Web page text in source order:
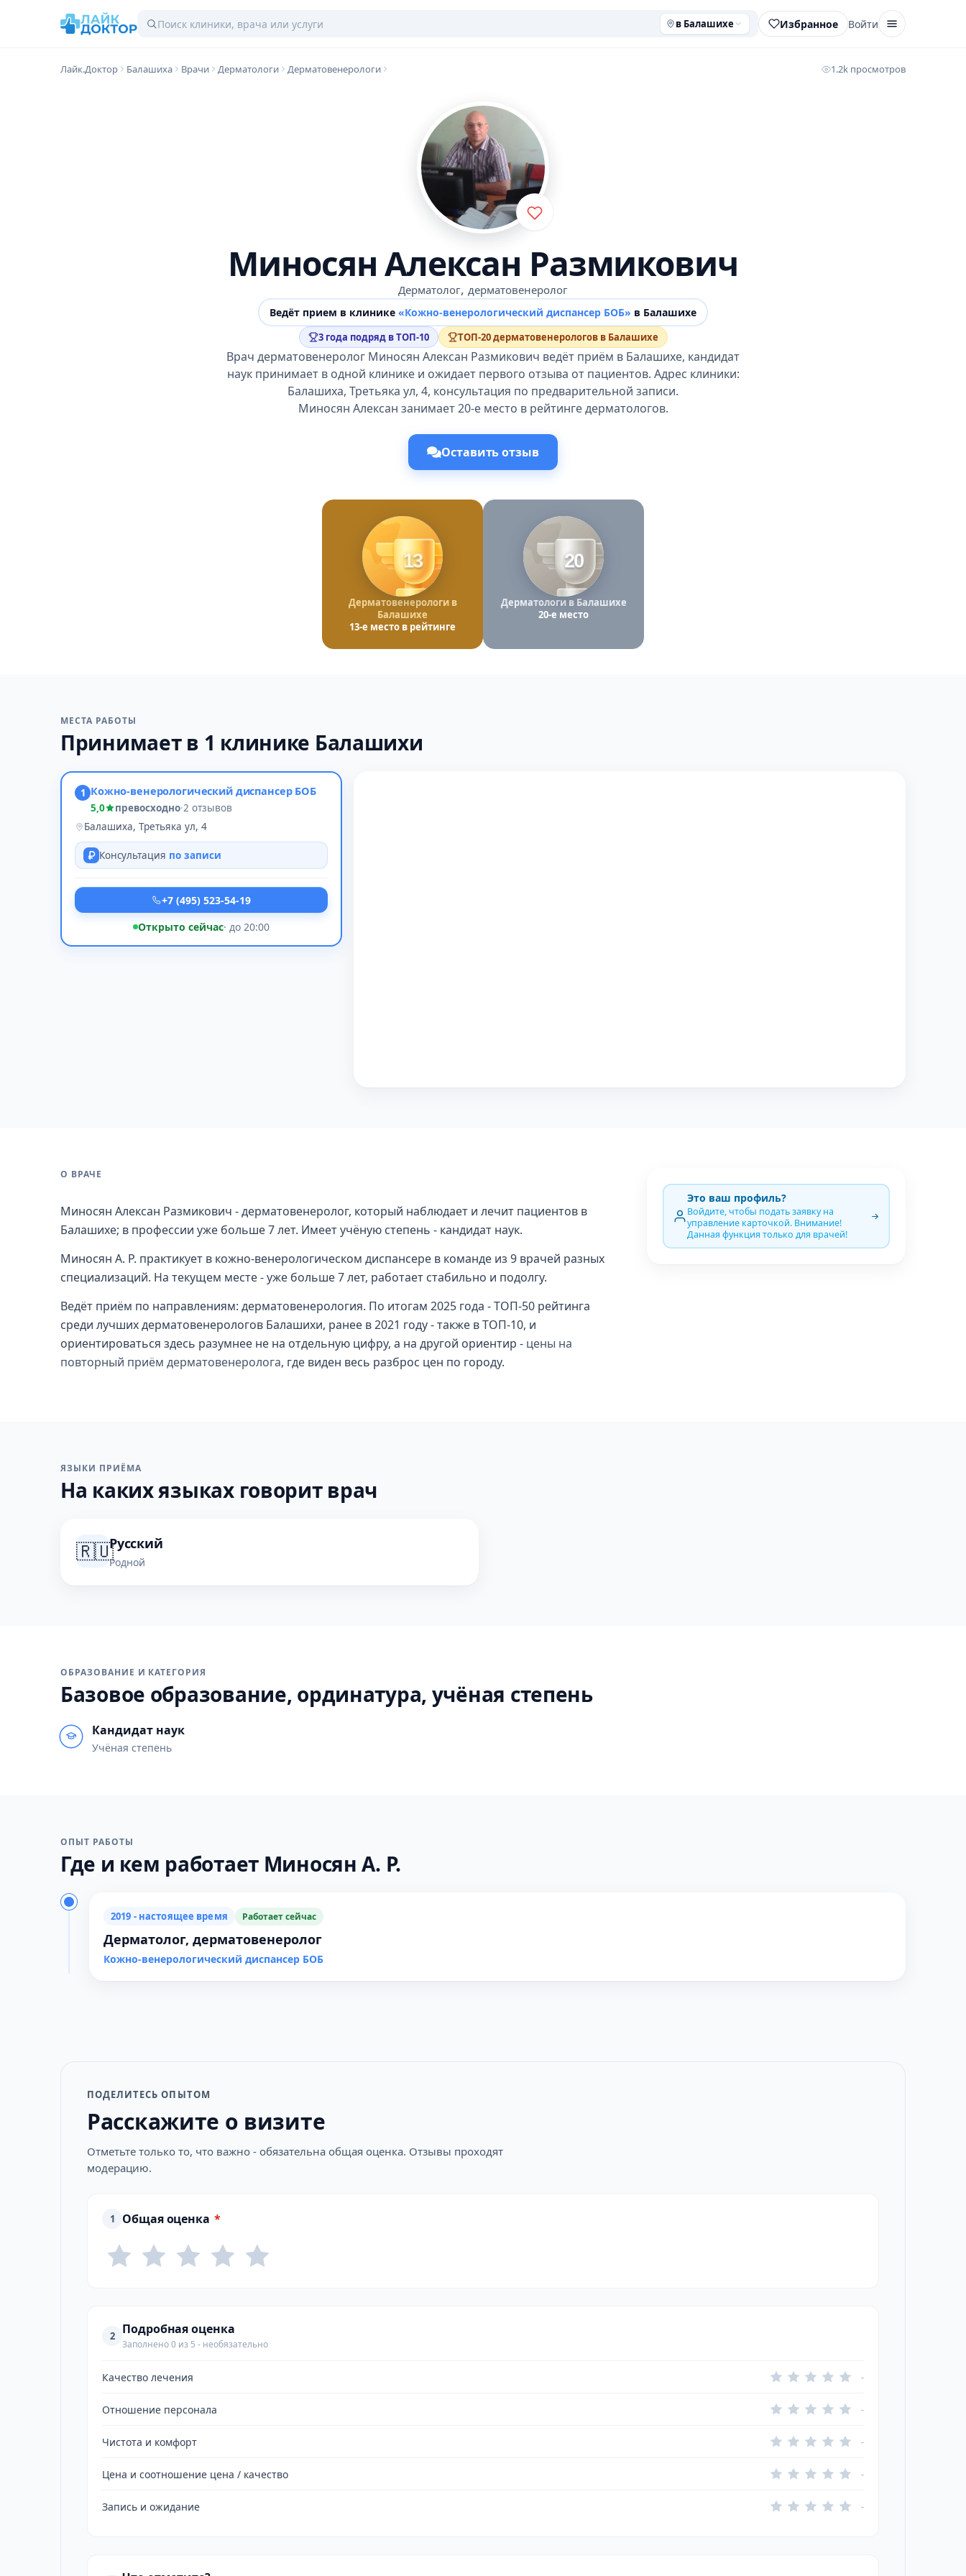
в Балашихе Избранное Войти
Лайк.Доктор Балашиха Врачи Дерматологи Дерматовенерологи 1.2k просмотров
Миносян Алексан Размикович
Дерматолог, дерматовенеролог
Ведёт прием в клинике «Кожно-венерологический диспансер БОБ» в Балашихе
3 года подряд в ТОП-10 ТОП-20 дерматовенерологов в Балашихе
Врач дерматовенеролог Миносян Алексан Размикович ведёт приём в Балашихе, кандидат
наук принимает в одной клинике и ожидает первого отзыва от пациентов. Адрес клиники:
Балашиха, Третьяка ул, 4, консультация по предварительной записи.
Миносян Алексан занимает 20-е место в рейтинге дерматологов.
Оставить отзыв
13
Дерматовенерологи в
Балашихе
13-е место в рейтинге
20
Дерматологи в Балашихе
20-е место
МЕСТА РАБОТЫ
Принимает в 1 клинике Балашихи
1 Кожно-венерологический диспансер БОБ
5,0 превосходно·2 отзывов
Балашиха, Третьяка ул, 4
Консультация по записи
+7 (495) 523-54-19
Открыто сейчас· до 20:00
О ВРАЧЕ
Миносян Алексан Размикович - дерматовенеролог, который наблюдает и лечит пациентов в
Балашихе; в профессии уже больше 7 лет. Имеет учёную степень - кандидат наук.
Миносян А. Р. практикует в кожно-венерологическом диспансере в команде из 9 врачей разных
специализаций. На текущем месте - уже больше 7 лет, работает стабильно и подолгу.
Ведёт приём по направлениям: дерматовенерология. По итогам 2025 года - ТОП-50 рейтинга
среди лучших дерматовенерологов Балашихи, ранее в 2021 году - также в ТОП-10, и
ориентироваться здесь разумнее не на отдельную цифру, а на другой ориентир - цены на
повторный приём дерматовенеролога, где виден весь разброс цен по городу.
Это ваш профиль?
Войдите, чтобы подать заявку на
управление карточкой. Внимание!
Данная функция только для врачей!
ЯЗЫКИ ПРИЁМА
На каких языках говорит врач
🇷🇺Русский
Родной
ОБРАЗОВАНИЕ И КАТЕГОРИЯ
Базовое образование, ординатура, учёная степень
Кандидат наук
Учёная степень
ОПЫТ РАБОТЫ
Где и кем работает Миносян А. Р.
2019 - настоящее время Работает сейчас
Дерматолог, дерматовенеролог
Кожно-венерологический диспансер БОБ
ПОДЕЛИТЕСЬ ОПЫТОМ
Расскажите о визите
Отметьте только то, что важно - обязательна общая оценка. Отзывы проходят
модерацию.
1 Общая оценка *
2 Подробная оценка
Заполнено 0 из 5 - необязательно
Качество лечения -
Отношение персонала -
Чистота и комфорт -
Цена и соотношение цена / качество -
Запись и ожидание -